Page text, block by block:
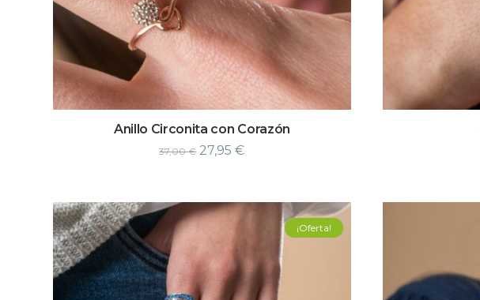
Anillo Circonita con Corazón
37,00€ 27,95€
¡Oferta!